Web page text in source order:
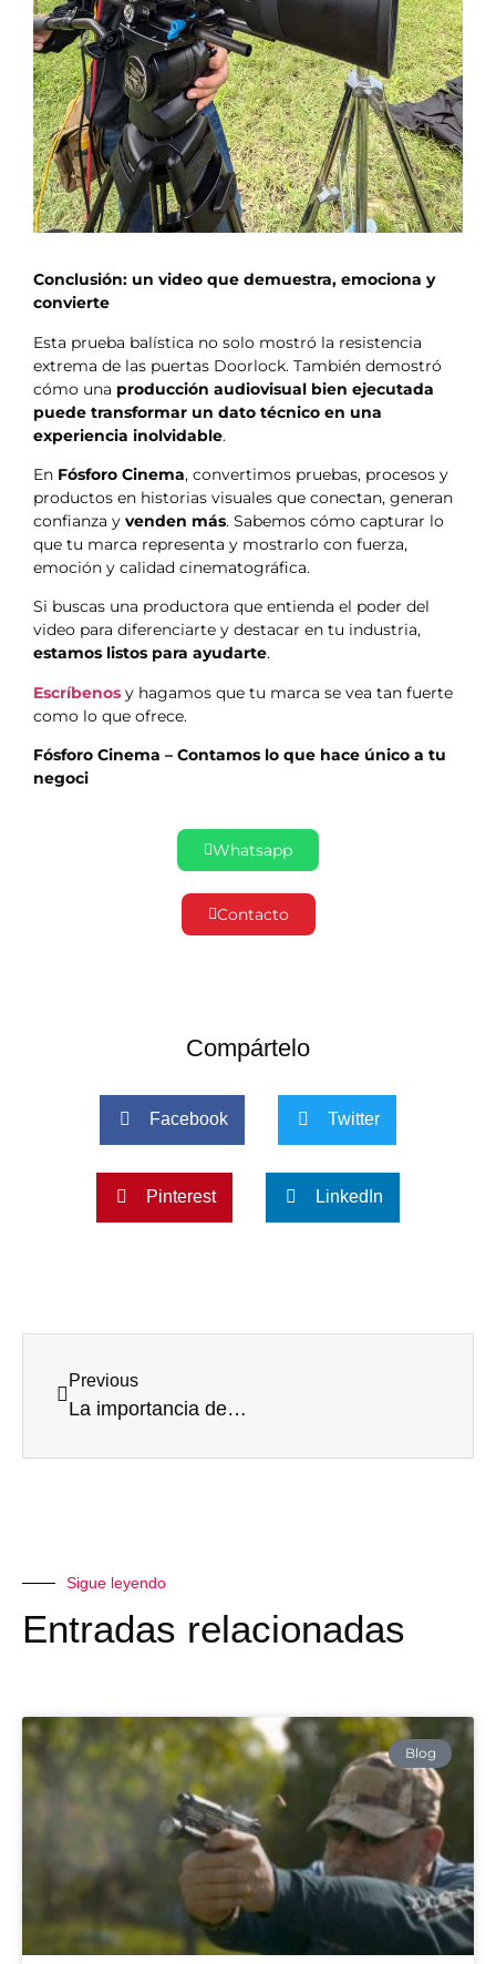
Conclusión: un video que demuestra, emociona y
convierte
Esta prueba balística no solo mostró la resistencia
extrema de las puertas Doorlock. También demostró
cómo una producción audiovisual bien ejecutada
puede transformar un dato técnico en una
experiencia inolvidable.
En Fósforo Cinema, convertimos pruebas, procesos y
productos en historias visuales que conectan, generan
confianza y venden más. Sabemos cómo capturar lo
que tu marca representa y mostrarlo con fuerza,
emoción y calidad cinematográfica.
Si buscas una productora que entienda el poder del
video para diferenciarte y destacar en tu industria,
estamos listos para ayudarte.
Escríbenos y hagamos que tu marca se vea tan fuerte
como lo que ofrece.
Fósforo Cinema – Contamos lo que hace único a tu
negoci
Whatsapp
Contacto
Compártelo
Facebook Twitter
Pinterest LinkedIn
Previous
La importancia de la música y la locución en los videos corporativos
Sigue leyendo
Entradas relacionadas
Blog